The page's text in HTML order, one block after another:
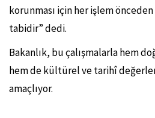
korunması için her işlem
tabidir” dedi.
Bakanlık, bu çalışmalarla hem
hem de kültürel ve tarihî
amaçlıyor.